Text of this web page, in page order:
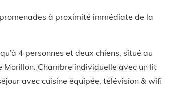
à proximité immédiate de la
4 personnes et deux chiens, situé au
Morillon. Chambre individuelle avec un lit
avec cuisine équipée, télévision & wifi